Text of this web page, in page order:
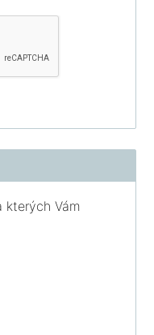
kterých Vám